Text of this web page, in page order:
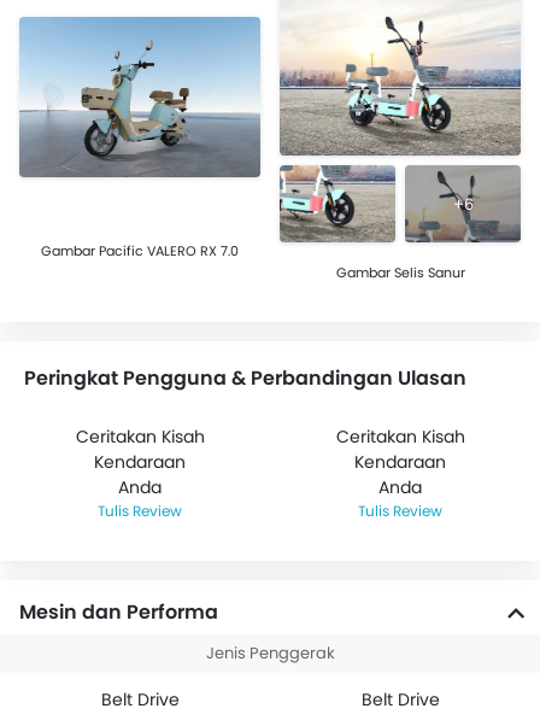
Gambar Pacific VALERO RX 7.0
+6
Gambar Selis Sanur
Peringkat Pengguna & Perbandingan Ulasan
Ceritakan Kisah
Kendaraan
Anda
Tulis Review
Ceritakan Kisah
Kendaraan
Anda
Tulis Review
Mesin dan Performa
Jenis Penggerak
Belt Drive Belt Drive